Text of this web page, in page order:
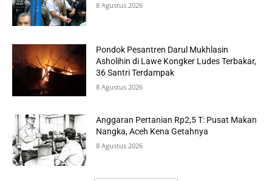
8 Agustus 2026
Pondok Pesantren Darul Mukhlasin
Asholihin di Lawe Kongker Ludes Terbakar,
36 Santri Terdampak
8 Agustus 2026
Anggaran Pertanian Rp2,5 T: Pusat Makan
Nangka, Aceh Kena Getahnya
8 Agustus 2026